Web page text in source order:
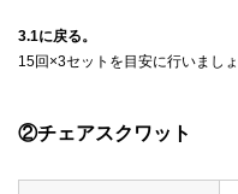
3.1に戻る。
15回×3セットを目安に行いましょ
②チェアスクワット